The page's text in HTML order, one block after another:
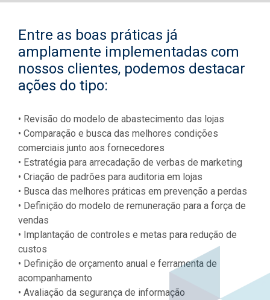
Entre as boas práticas já
amplamente implementadas com
nossos clientes, podemos destacar
ações do tipo:
• Revisão do modelo de abastecimento das lojas
• Comparação e busca das melhores condições
comerciais junto aos fornecedores
• Estratégia para arrecadação de verbas de marketing
• Criação de padrões para auditoria em lojas
• Busca das melhores práticas em prevenção a perdas
• Definição do modelo de remuneração para a força de
vendas
• Implantação de controles e metas para redução de
custos
• Definição de orçamento anual e ferramenta de
acompanhamento
• Avaliação da segurança de informação